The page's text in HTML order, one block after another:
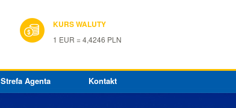
KURS WALUTY
1 EUR = 4,4246 PLN
Strefa Agenta Kontakt